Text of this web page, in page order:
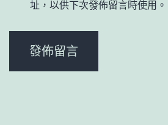
址，以供下次發佈留言時使用。